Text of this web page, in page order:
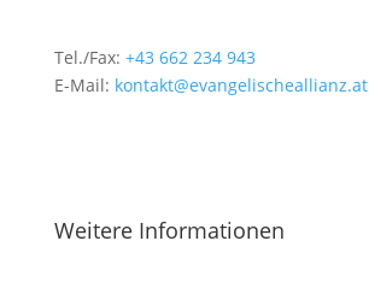
Tel./Fax: +43 662 234 943
E-Mail: kontakt@evangelischeallianz.at
Weitere Informationen